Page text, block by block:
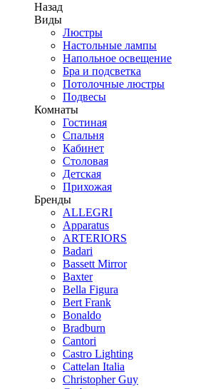
Назад
Виды
Люстры
Настольные лампы
Напольное освещение
Бра и подсветка
Потолочные люстры
Подвесы
Комнаты
Гостиная
Спальня
Кабинет
Столовая
Детская
Прихожая
Бренды
ALLEGRI
Apparatus
ARTERIORS
Badari
Bassett Mirror
Baxter
Bella Figura
Bert Frank
Bonaldo
Bradburn
Cantori
Castro Lighting
Cattelan Italia
Christopher Guy